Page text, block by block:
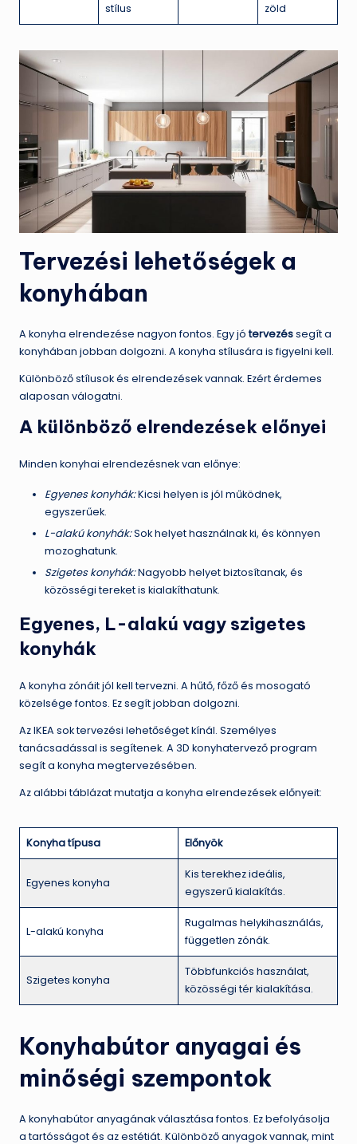
stílus
zöld
Tervezési lehetőségek a
konyhában
A konyha elrendezése nagyon fontos. Egy jótervezéssegít a
konyhában jobban dolgozni. A konyha stílusára is figyelni kell.
Különböző stílusok és elrendezések vannak. Ezért érdemes
alaposan válogatni.
A különböző elrendezések előnyei
Minden konyhai elrendezésnek van előnye:
Egyenes konyhák:Kicsi helyen is jól működnek,
egyszerűek.
L-alakú konyhák:Sok helyet használnak ki, és könnyen
mozoghatunk.
Szigetes konyhák:Nagyobb helyet biztosítanak, és
közösségi tereket is kialakíthatunk.
Egyenes, L-alakú vagy szigetes
konyhák
A konyha zónáit jól kell tervezni. A hűtő, főző és mosogató
közelsége fontos. Ez segít jobban dolgozni.
Az IKEA sok tervezési lehetőséget kínál. Személyes
tanácsadással is segítenek. A 3D konyhatervező program
segít a konyha megtervezésében.
Az alábbi táblázat mutatja a konyha elrendezések előnyeit:
Konyha típusa Előnyök
Egyenes konyha
Kis terekhez ideális,
egyszerű kialakítás.
L-alakú konyha
Rugalmas helykihasználás,
független zónák.
Szigetes konyha
Többfunkciós használat,
közösségi tér kialakítása.
Konyhabútor anyagai és
minőségi szempontok
A konyhabútor anyagának választása fontos. Ez befolyásolja
a tartósságot és az estétiát. Különböző anyagok vannak, mint